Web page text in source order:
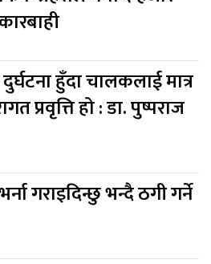
हुँदा चालकलाई मात्र
प्रवृत्ति हो : डा. पुष्पराज
गराइदिन्छु भन्दै ठगी गर्ने